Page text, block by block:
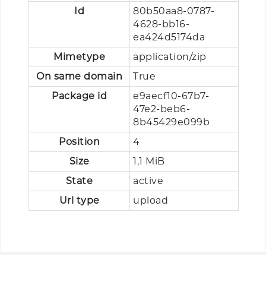
Id
80b50aa8-0787-
4628-bb16-
ea424d5174da
Mimetype
application/zip
On same domain
True
Package id
e9aecf10-67b7-
47e2-beb6-
8b45429e099b
Position
4
Size
1,1 MiB
State
active
Url type
upload